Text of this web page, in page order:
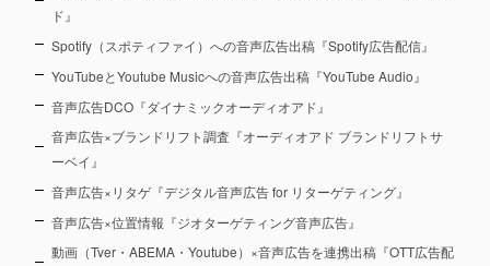
ド』
Spotify（スポティファイ）への音声広告出稿『Spotify広告配信』
YouTubeとYoutube Musicへの音声広告出稿『YouTube Audio』
音声広告DCO『ダイナミックオーディオアド』
音声広告×ブランドリフト調査『オーディオアド ブランドリフトサ
ーベイ』
音声広告×リタゲ『デジタル音声広告 for リターゲティング』
音声広告×位置情報『ジオターゲティング音声広告』
動画（Tver・ABEMA・Youtube）×音声広告を連携出稿『OTT広告配